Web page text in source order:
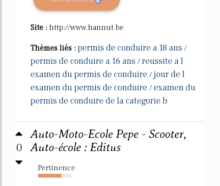
Site : http://www.hannut.be
Thèmes liés : permis de conduire a 18 ans /
permis de conduire a 16 ans /reussite a l
examen du permis de conduire /jour de l
examen du permis de conduire /examen du
permis de conduire de la categorie b
0
Auto-Moto-Ecole Pepe - Scooter,
Auto-école : Editus
Pertinence
68%